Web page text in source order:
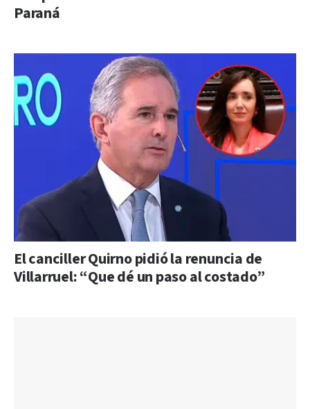
Paraná
El canciller Quirno pidió la renuncia de
Villarruel: “Que dé un paso al costado”